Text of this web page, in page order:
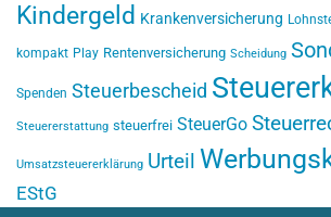
Kindergeld Krankenversicherung
kompakt Play Rentenversicherung Scheidung
Spenden Steuerbescheid
Steuererstattung steuerfrei SteuerGo
Umsatzsteuererklärung Urteil
EStG